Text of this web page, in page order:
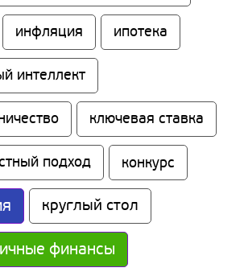
инфляция ипотека
интеллект
ключевая ставка
подход конкурс
круглый стол
финансы